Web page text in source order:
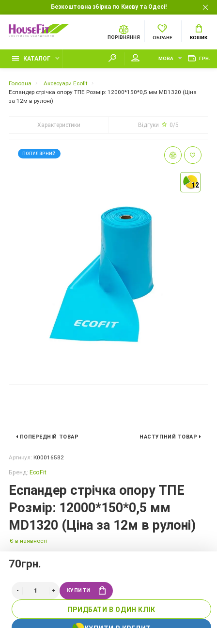
Безкоштовна збірка по Києву та Одесі!
ПОРІВНЯННЯ ОБРАНЕ КОШИК
КАТАЛОГ МОВА ГРН.
Головна
Аксесуари Ecofit
Еспандер стрічка опору ТПЕ Розмір: 12000*150*0,5 мм MD1320 (Ціна
за 12м в рулоні)
Характеристики Відгуки 0/5
12
12
ПОПУЛЯРНИЙ
ПОПЕРЕДНІЙ ТОВАР НАСТУПНИЙ ТОВАР
Артикул: К00016582
Бренд: EcoFit
Еспандер стрічка опору ТПЕ
Розмір: 12000*150*0,5 мм
MD1320 (Ціна за 12м в рулоні)
Є в наявності
70грн.
КУПИТИ
ПРИДБАТИ В ОДИН КЛІК